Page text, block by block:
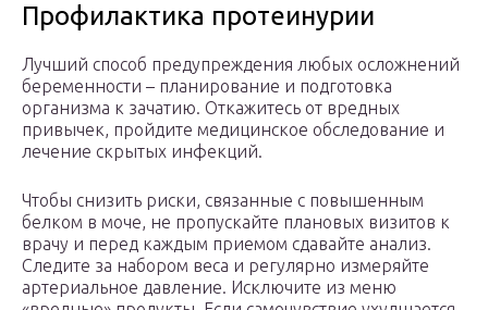
Профилактика протеинурии
Лучший способ предупреждения любых осложнений
беременности – планирование и подготовка
организма к зачатию. Откажитесь от вредных
привычек, пройдите медицинское обследование и
лечение скрытых инфекций.
Чтобы снизить риски, связанные с повышенным
белком в моче, не пропускайте плановых визитов к
врачу и перед каждым приемом сдавайте анализ.
Следите за набором веса и регулярно измеряйте
артериальное давление. Исключите из меню